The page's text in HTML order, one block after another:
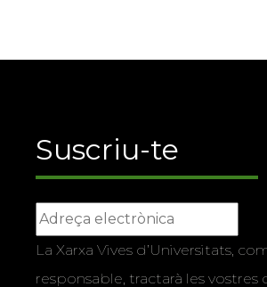
Suscriu-te
La Xarxa Vives d’Universitats,
responsable, tractarà les vostres